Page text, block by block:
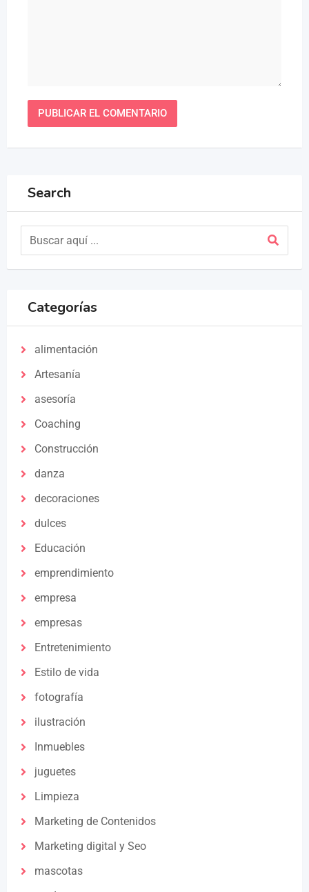
Search
Categorías
alimentación
Artesanía
asesoría
Coaching
Construcción
danza
decoraciones
dulces
Educación
emprendimiento
empresa
empresas
Entretenimiento
Estilo de vida
fotografía
ilustración
Inmuebles
juguetes
Limpieza
Marketing de Contenidos
Marketing digital y Seo
mascotas